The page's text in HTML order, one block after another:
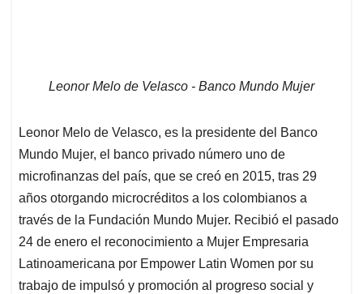
Leonor Melo de Velasco - Banco Mundo Mujer
Leonor Melo de Velasco, es la presidente del Banco
Mundo Mujer, el banco privado número uno de
microfinanzas del país, que se creó en 2015, tras 29
años otorgando microcréditos a los colombianos a
través de la Fundación Mundo Mujer. Recibió el pasado
24 de enero el reconocimiento a Mujer Empresaria
Latinoamericana por Empower Latin Women por su
trabajo de impulsó y promoción al progreso social y